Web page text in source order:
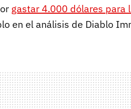
gastar 4.000 dólares para
en el análisis de Diablo